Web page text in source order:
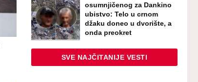
osumnjičenog za Dankino
ubistvo: Telo u crnom
džaku doneo u dvorište, a
onda preokret
SVE NAJČITANIJE VESTI